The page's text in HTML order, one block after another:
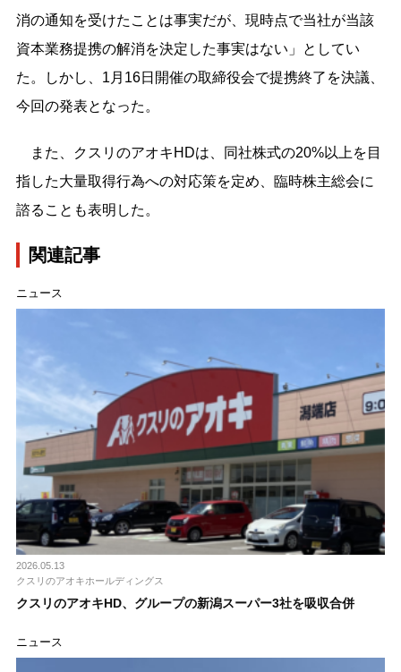
消の通知を受けたことは事実だが、現時点で当社が当該
資本業務提携の解消を決定した事実はない」としてい
た。しかし、1月16日開催の取締役会で提携終了を決議、
今回の発表となった。
また、クスリのアオキHDは、同社株式の20%以上を目
指した大量取得行為への対応策を定め、臨時株主総会に
諮ることも表明した。
関連記事
ニュース
2026.05.13
クスリのアオキホールディングス
クスリのアオキHD、グループの新潟スーパー3社を吸収合併
ニュース